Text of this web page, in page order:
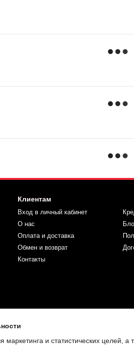
Клиентам
Вход в личный кабинет
О нас
Оплата и доставка
Обмен и возврат
Контакты
и статистических целей,